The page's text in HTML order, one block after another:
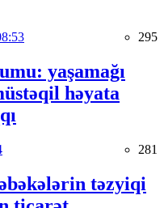
295
yaşamağı
həyata
281
təzyiqi